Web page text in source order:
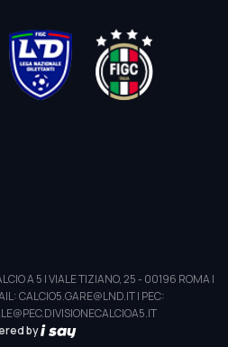
A 5 | VIALE TIZIANO, 25 - 00196 ROMA |
CALCIO5.GARE@LND.IT | PEC:
by